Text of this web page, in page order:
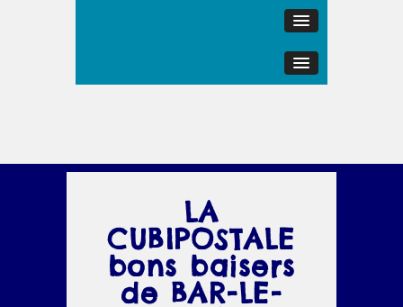
LA
CUBIPOSTALE
bons baisers
de BAR-LE-